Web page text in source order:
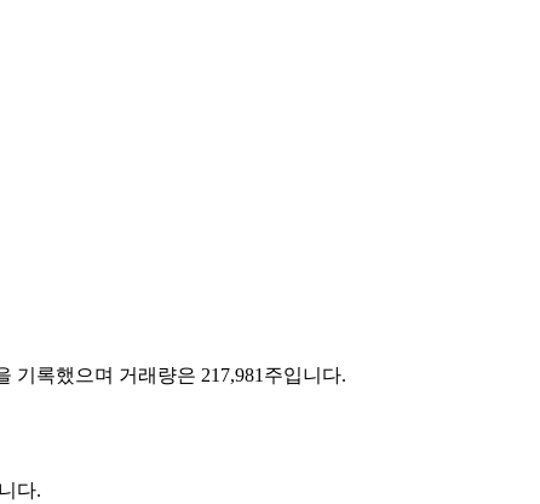
기록했으며 거래량은 217,981주입니다.
다.